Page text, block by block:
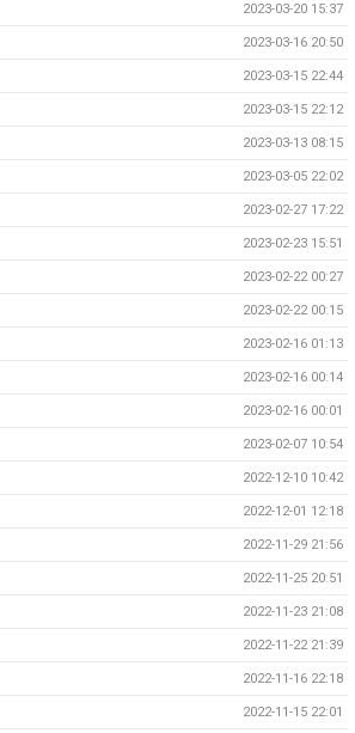
2023-03-20 15:37
2023-03-16 20:50
2023-03-15 22:44
2023-03-15 22:12
2023-03-13 08:15
2023-03-05 22:02
2023-02-27 17:22
2023-02-23 15:51
2023-02-22 00:27
2023-02-22 00:15
2023-02-16 01:13
2023-02-16 00:14
2023-02-16 00:01
2023-02-07 10:54
2022-12-10 10:42
2022-12-01 12:18
2022-11-29 21:56
2022-11-25 20:51
2022-11-23 21:08
2022-11-22 21:39
2022-11-16 22:18
2022-11-15 22:01